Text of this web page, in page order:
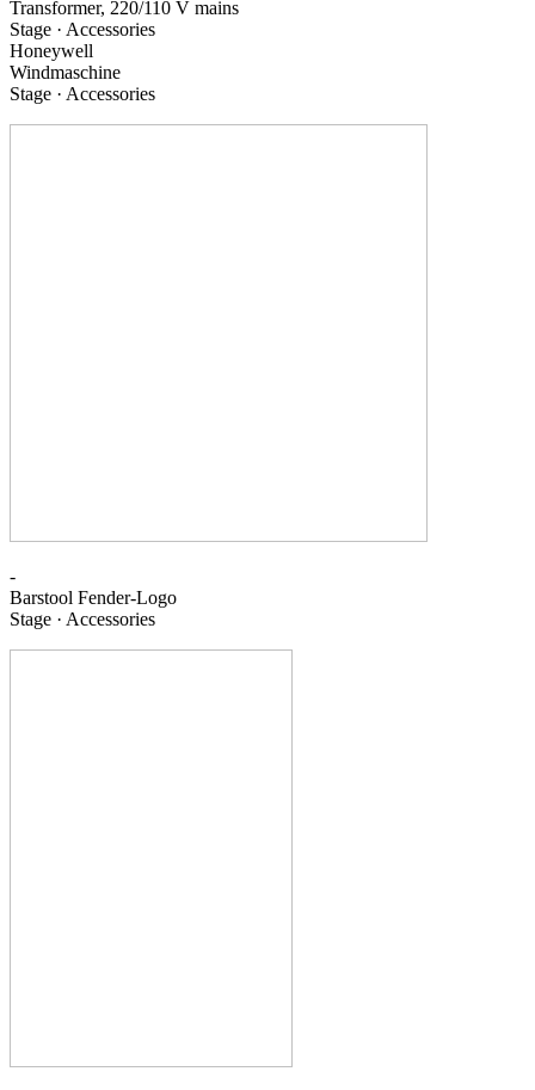
Transformer, 220/110 V mains
Stage · Accessories
Honeywell
Windmaschine
Stage · Accessories
-
Barstool Fender-Logo
Stage · Accessories